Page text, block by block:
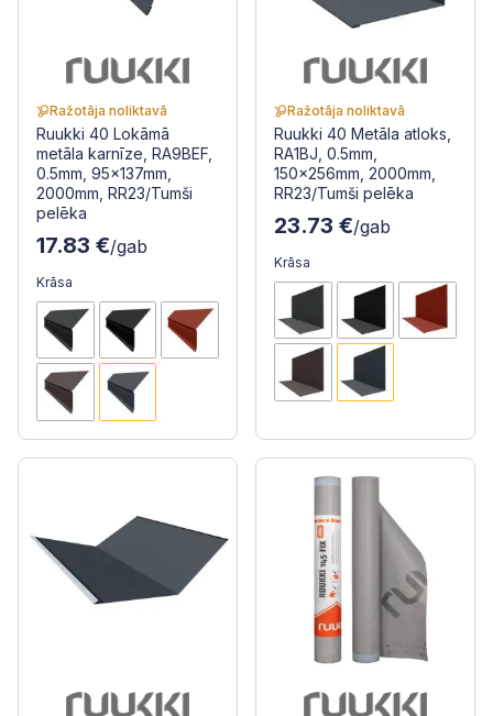
Ražotāja noliktavā
Ruukki 40 Lokāmā
metāla karnīze, RA9BEF,
0.5mm, 95x137mm,
2000mm, RR23/Tumši
pelēka
17.83 €/gab
Krāsa
Ražotāja noliktavā
Ruukki 40 Metāla atloks,
RA1BJ, 0.5mm,
150x256mm, 2000mm,
RR23/Tumši pelēka
23.73 €/gab
Krāsa